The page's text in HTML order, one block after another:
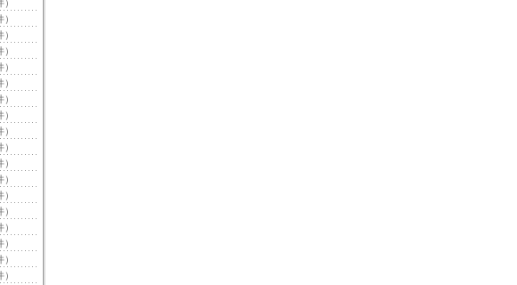
）
）
）
）
）
）
）
）
）
）
）
）
）
）
）
）
）
）